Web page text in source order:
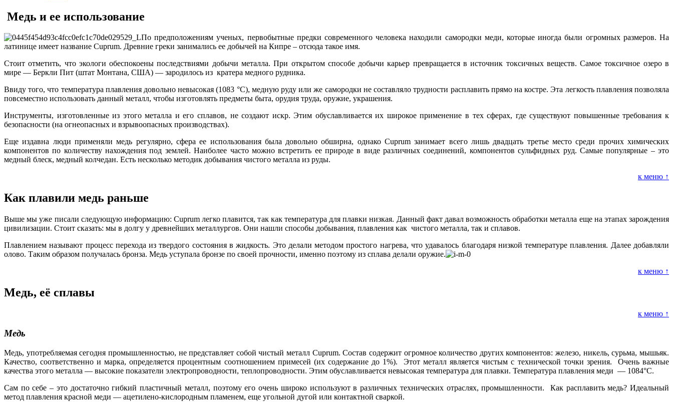
Медь и ее использование
По предположениям ученых, первобытные предки современного человека находили самородки меди, которые иногда были огромных размеров. На
латинице имеет название Cuprum. Древние греки занимались ее добычей на Кипре – отсюда такое имя.
Стоит отметить, что экологи обеспокоены последствиями добычи металла. При открытом способе добычи карьер превращается в источник токсичных веществ. Самое токсичное озеро в
мире — Беркли Пит (штат Монтана, США) — зародилось из кратера медного рудника.
Ввиду того, что температура плавления довольно невысокая (1083 °С), медную руду или же самородки не составляло трудности расплавить прямо на костре. Эта легкость плавления позволяла
повсеместно использовать данный металл, чтобы изготовлять предметы быта, орудия труда, оружие, украшения.
Инструменты, изготовленные из этого металла и его сплавов, не создают искр. Этим обуславливается их широкое применение в тех сферах, где существуют повышенные требования к
безопасности (на огнеопасных и взрывоопасных производствах).
Еще издавна люди применяли медь регулярно, сфера ее использования была довольно обширна, однако Cuprum занимает всего лишь двадцать третье место среди прочих химических
компонентов по количеству нахождения под землей. Наиболее часто можно встретить ее природе в виде различных соединений, компонентов сульфидных руд. Самые популярные – это
медный блеск, медный колчедан. Есть несколько методик добывания чистого металла из руды.
к меню ↑
Как плавили медь раньше
Выше мы уже писали следующую информацию: Cuprum легко плавится, так как температура для плавки низкая. Данный факт давал возможность обработки металла еще на этапах зарождения
цивилизации. Стоит сказать: мы в долгу у древнейших металлургов. Они нашли способы добывания, плавления как чистого металла, так и сплавов.
Плавлением называют процесс перехода из твердого состояния в жидкость. Это делали методом простого нагрева, что удавалось благодаря низкой температуре плавления. Далее добавляли
олово. Таким образом получалась бронза. Медь уступала бронзе по своей прочности, именно поэтому из сплава делали оружие.
к меню ↑
Медь, её сплавы
к меню ↑
Медь
Медь, употребляемая сегодня промышленностью, не представляет собой чистый металл Cuprum. Состав содержит огромное количество других компонентов: железо, никель, сурьма, мышьяк.
Качество, соответственно и марка, определяется процентным соотношением примесей (их содержание до 1%). Этот металл является чистым с технической точки зрения. Очень важные
качества этого металла — высокие показатели электропроводности, теплопроводности. Этим обуславливается невысокая температура для плавки. Температура плавления меди — 1084°С.
Сам по себе – это достаточно гибкий пластичный металл, поэтому его очень широко используют в различных технических отраслях, промышленности. Как расплавить медь? Идеальный
метод плавления красной меди — ацетилено-кислородным пламенем, еще угольной дугой или контактной сваркой.